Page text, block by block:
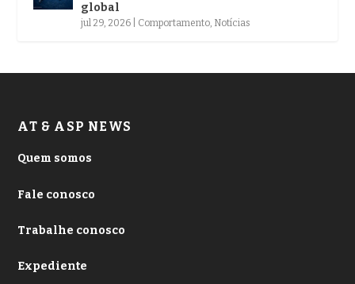
global
jul 29, 2026 Comportamento, Notícias
AT & ASP NEWS
Quem somos
Fale conosco
Trabalhe conosco
Expediente